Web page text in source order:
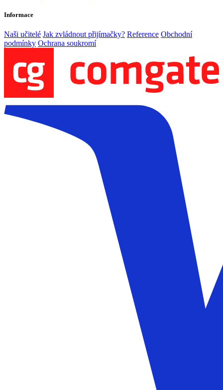
Informace
Naši učitelé Jak zvládnout přijímačky? Reference Obchodní
podmínky Ochrana soukromí